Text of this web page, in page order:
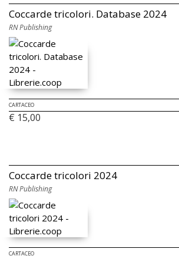
Coccarde tricolori. Database 2024
RN Publishing
CARTACEO
€ 15,00
Coccarde tricolori 2024
RN Publishing
CARTACEO